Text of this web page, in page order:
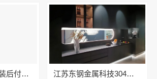
剡湖房子装修先装后付，浙江宜美嘉透明消费零压力 江苏东钢金属科技304不锈钢家具厂家全国地址